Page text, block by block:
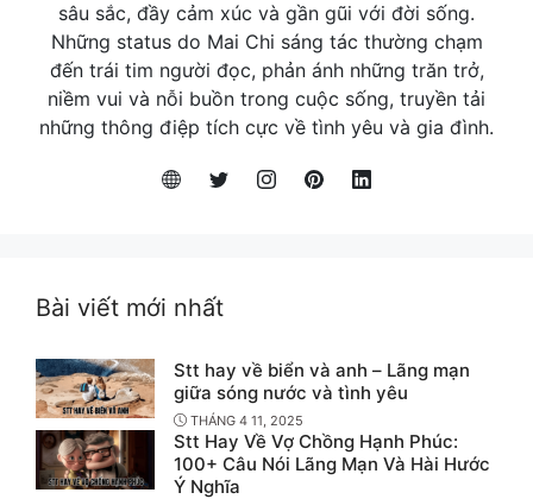
sâu sắc, đầy cảm xúc và gần gũi với đời sống.
Những status do Mai Chi sáng tác thường chạm
đến trái tim người đọc, phản ánh những trăn trở,
niềm vui và nỗi buồn trong cuộc sống, truyền tải
những thông điệp tích cực về tình yêu và gia đình.
Bài viết mới nhất
Stt hay về biển và anh – Lãng mạn
giữa sóng nước và tình yêu
THÁNG 4 11, 2025
Stt Hay Về Vợ Chồng Hạnh Phúc:
100+ Câu Nói Lãng Mạn Và Hài Hước
Ý Nghĩa